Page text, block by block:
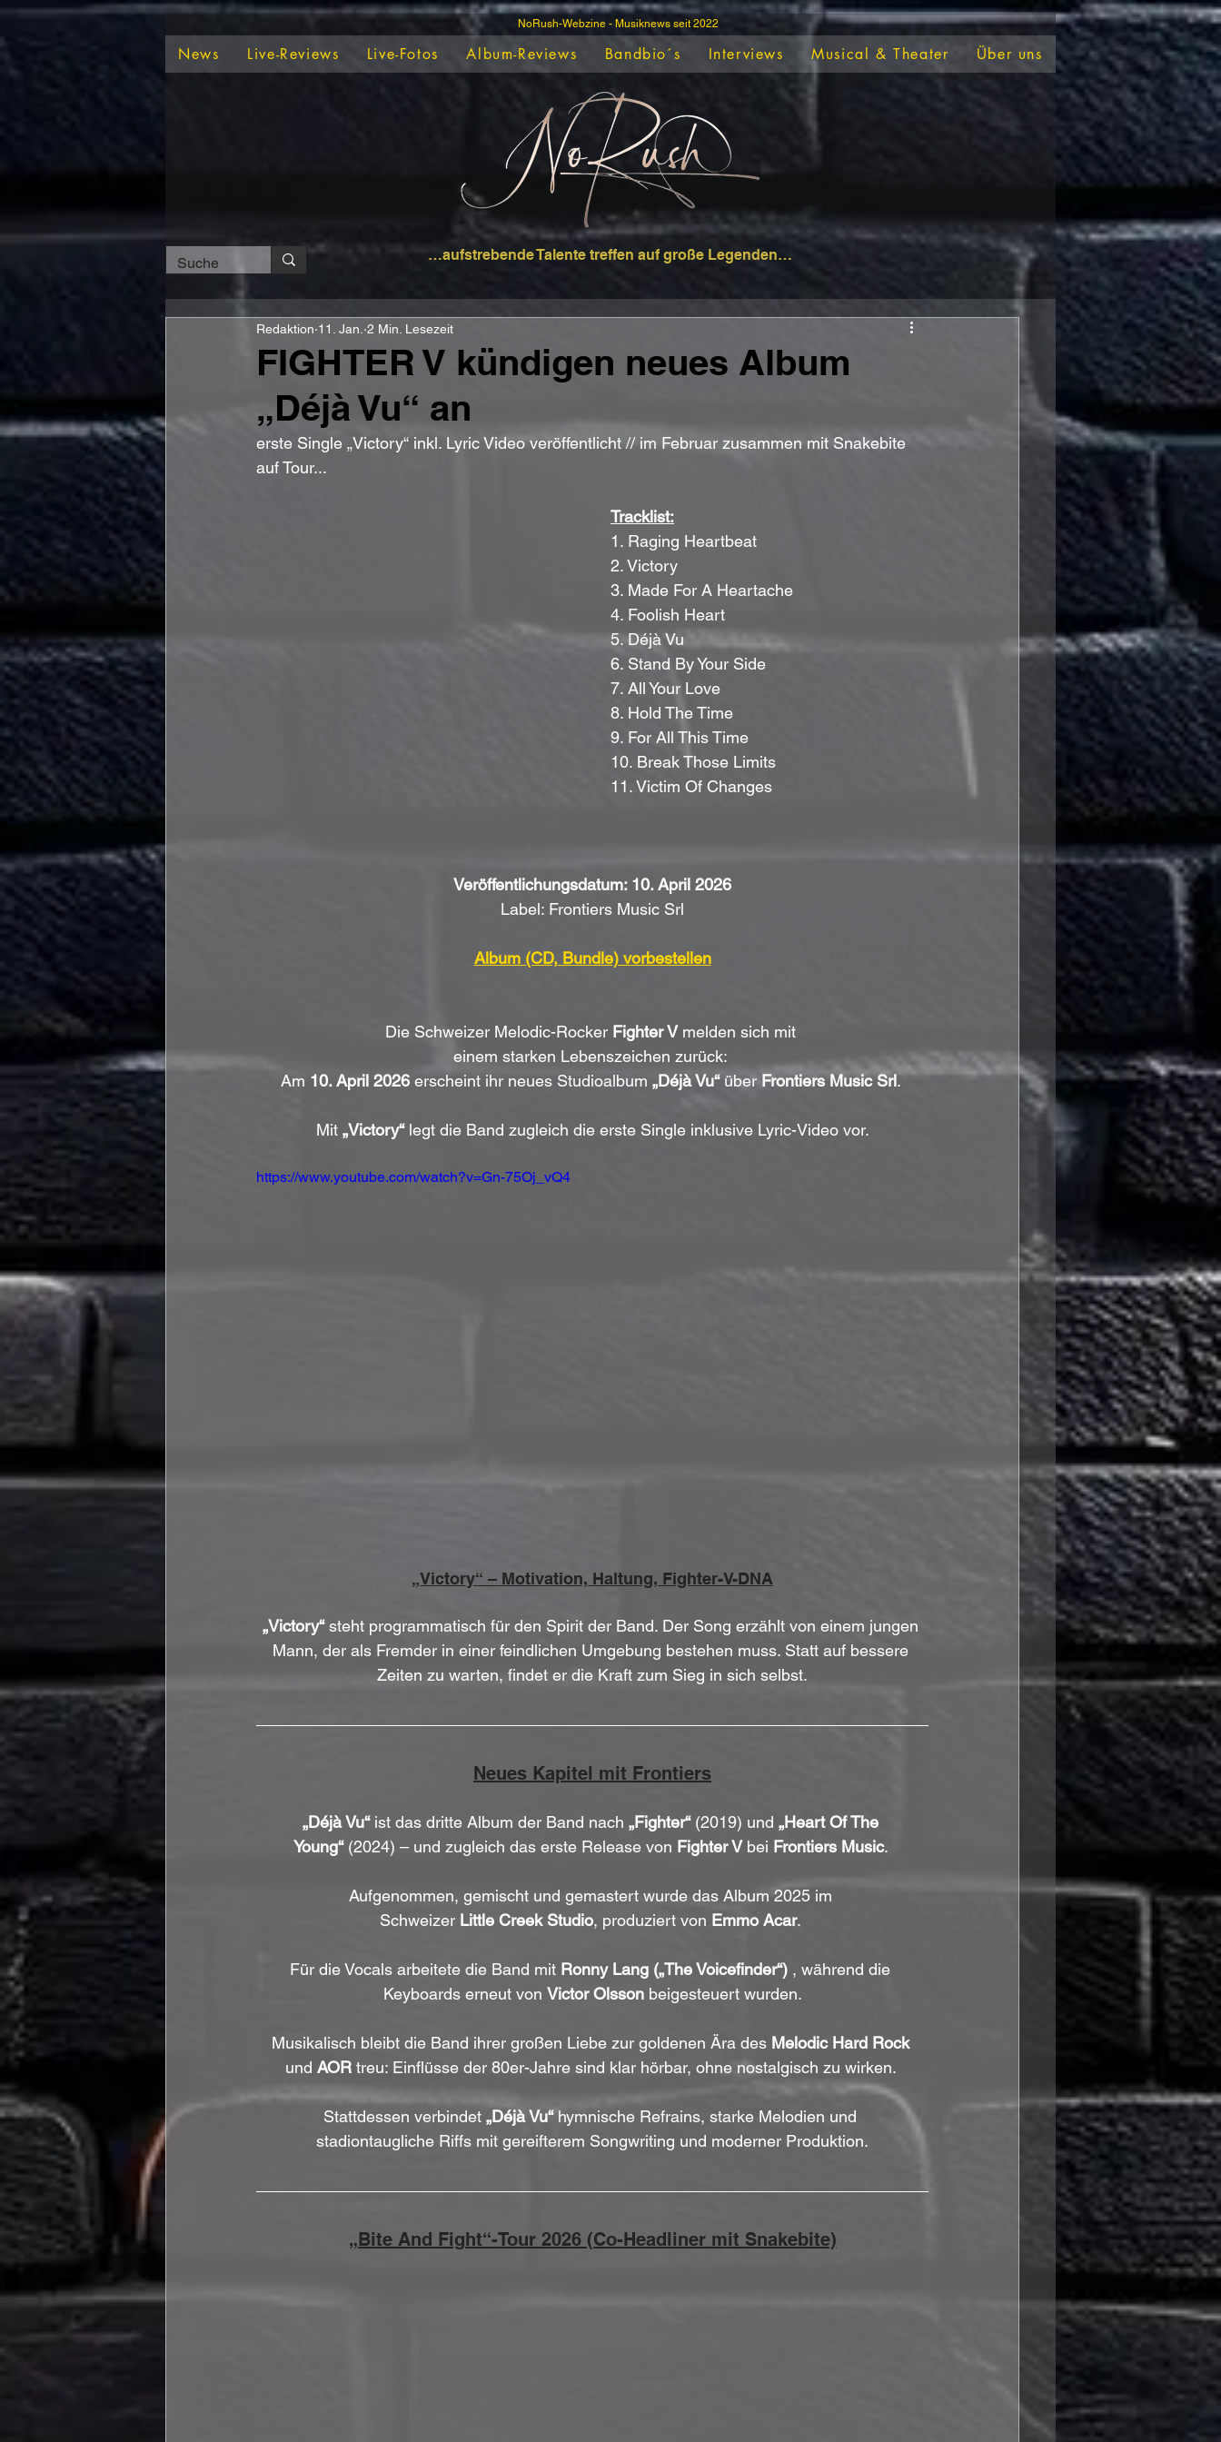
NoRush-Webzine - Musiknews seit 2022
News Live-Reviews Live-Fotos Album-Reviews Bandbio´s Interviews Musical & Theater Über uns
…aufstrebende Talente treffen auf große Legenden…
FIGHTER V kündigen neues Album
„Déjà Vu“ an
Redaktion 11. Jan. 2 Min. Lesezeit
erste Single „Victory“ inkl. Lyric Video veröffentlicht // im Februar zusammen mit Snakebite
auf Tour...
Tracklist:
1. Raging Heartbeat
2. Victory
3. Made For A Heartache
4. Foolish Heart
5. Déjà Vu
6. Stand By Your Side
7. All Your Love
8. Hold The Time
9. For All This Time
10. Break Those Limits
11. Victim Of Changes
Veröffentlichungsdatum: 10. April 2026
Label: Frontiers Music Srl
Album (CD, Bundle) vorbestellen
Die Schweizer Melodic-Rocker Fighter V melden sich mit
einem starken Lebenszeichen zurück:
Am 10. April 2026 erscheint ihr neues Studioalbum „Déjà Vu“ über Frontiers Music Srl.
Mit „Victory“ legt die Band zugleich die erste Single inklusive Lyric-Video vor.
https://www.youtube.com/watch?v=Gn-75Oj_vQ4
„Victory“ – Motivation, Haltung, Fighter-V-DNA
„Victory“ steht programmatisch für den Spirit der Band. Der Song erzählt von einem jungen
Mann, der als Fremder in einer feindlichen Umgebung bestehen muss. Statt auf bessere
Zeiten zu warten, findet er die Kraft zum Sieg in sich selbst.
Neues Kapitel mit Frontiers
„Déjà Vu“ ist das dritte Album der Band nach „Fighter“ (2019) und „Heart Of The
Young“ (2024) – und zugleich das erste Release von Fighter V bei Frontiers Music.
Aufgenommen, gemischt und gemastert wurde das Album 2025 im
Schweizer Little Creek Studio, produziert von Emmo Acar.
Für die Vocals arbeitete die Band mit Ronny Lang („The Voicefinder“) , während die
Keyboards erneut von Victor Olsson beigesteuert wurden.
Musikalisch bleibt die Band ihrer großen Liebe zur goldenen Ära des Melodic Hard Rock
und AOR treu: Einflüsse der 80er-Jahre sind klar hörbar, ohne nostalgisch zu wirken.
Stattdessen verbindet „Déjà Vu“ hymnische Refrains, starke Melodien und
stadiontaugliche Riffs mit gereifterem Songwriting und moderner Produktion.
„Bite And Fight“-Tour 2026 (Co-Headliner mit Snakebite)